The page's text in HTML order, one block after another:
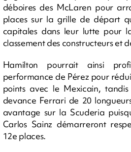
déboires des McLaren pour
places sur la grille de départ
capitales dans leur lutte pour
classement des constructeurs et
Hamilton pourrait ainsi
performance de Pérez pour
points avec le Mexicain,
devance Ferrari de 20
avantage sur la Scuderia
Carlos Sainz démarreront
12e places.